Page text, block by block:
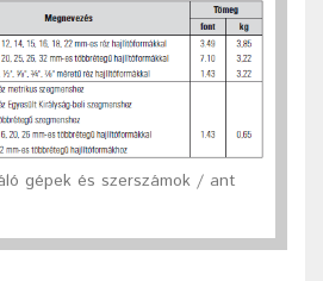
gépek és szerszámok / ant